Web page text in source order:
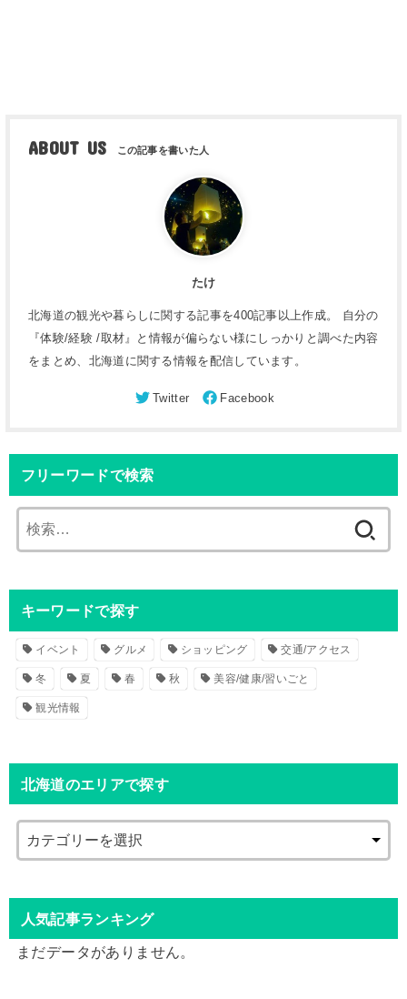
ABOUT US
たけ
北海道の観光や暮らしに関する記事を400記事以上作成。 自分の
『体験/経験 /取材』と情報が偏らない様にしっかりと調べた内容
をまとめ、北海道に関する情報を配信しています。
フリーワードで検索
索
キーワードで探す
イベント グルメ ショッピング 交通/アクセス
冬 夏 春 秋 美容/健康/習いごと
観光情報
北海道のエリアで探す
人気記事ランキング
まだデータがありません。